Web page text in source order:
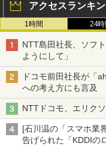
アクセスランキ
1時間 24時
NTT島田社長、ソフ
ようにして」
ドコモ前田社長が「
への考え方にも言及
NTTドコモ、エリク
[石川温の「スマホ業
告げられた「KDDIの